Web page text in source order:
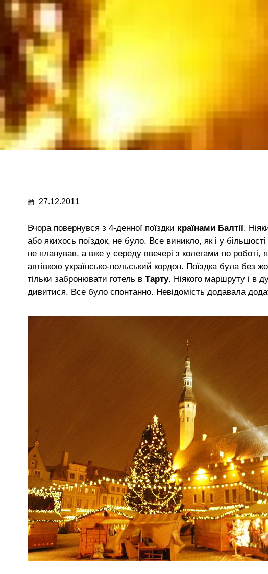
27.12.2011
Вчора повернувся з 4-денної поїздки країнами Балтії.
або якихось поїздок, не було. Все виникло, як і у
не планував, а вже у середу ввечері з колегами по роботі,
автівкою українсько-польський кордон. Поїздка була без
тільки забронювати готель в Тарту. Ніякого маршруту і в
дивитися. Все було спонтанно. Невідомість додавала